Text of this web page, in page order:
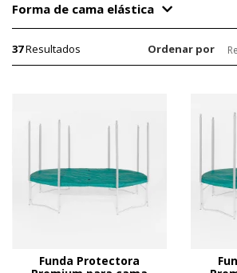
Forma de cama elástica
37Resultados Ordenar por
Funda Protectora